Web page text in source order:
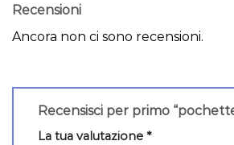
Recensioni
Ancora non ci sono recensioni.
Recensisci per primo
La tua valutazione *